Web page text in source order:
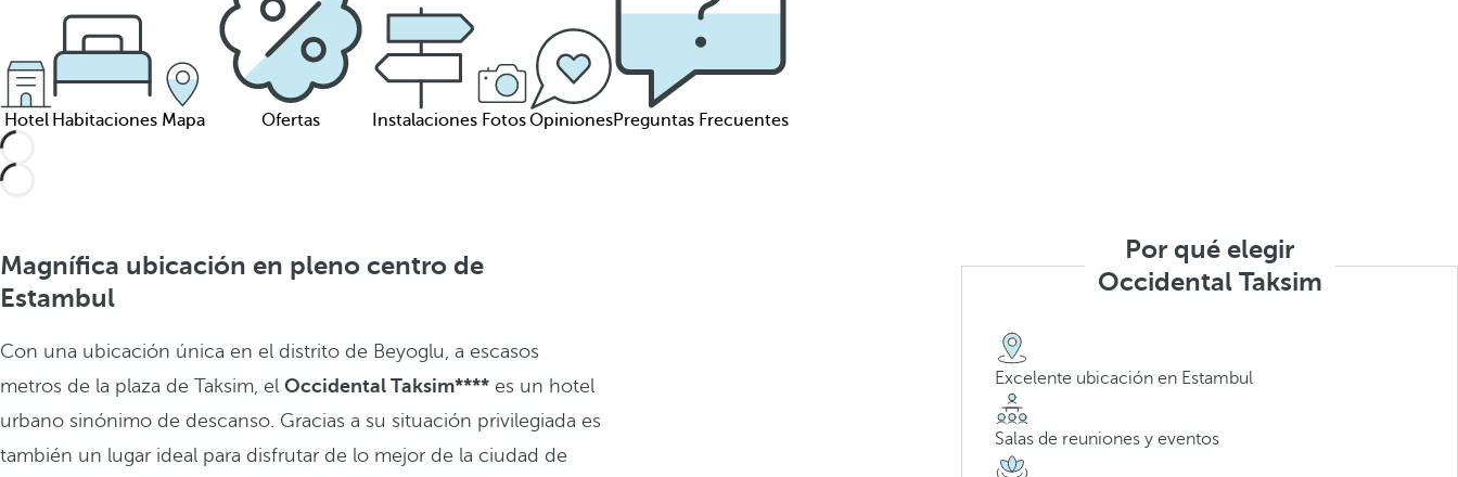
Hotel Habitaciones Mapa Ofertas Instalaciones FotosOpinionesPreguntas Frecuentes
Magnífica ubicación en pleno centro de
Estambul
Con una ubicación única en el distrito de Beyoglu, a escasos
metros de la plaza de Taksim, el Occidental Taksim**** es un hotel
urbano sinónimo de descanso. Gracias a su situación privilegiada es
también un lugar ideal para disfrutar de lo mejor de la ciudad de
Por qué elegir
Occidental Taksim
Excelente ubicación en Estambul
Salas de reuniones y eventos